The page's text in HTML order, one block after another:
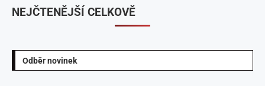
Odběr novinek
NEJČTENĚJŠÍ CELKOVĚ